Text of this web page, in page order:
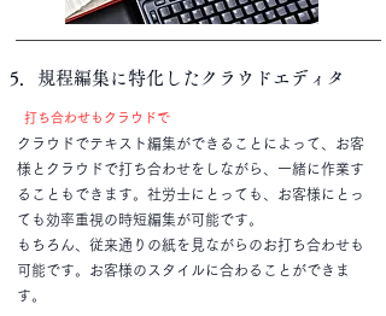
5．規程編集に特化したクラウドエディタ
​打ち合わせもクラウドで
​クラウドでテキスト編集ができることによって、お客
様とクラウドで打ち合わせをしながら、一緒に作業す
ることもできます。社労士にとっても、お客様にとっ
ても効率重視の時短編集が可能です。
​もちろん、従来通りの紙を見ながらのお打ち合わせも
可能です。お客様のスタイルに合わることができま
す。